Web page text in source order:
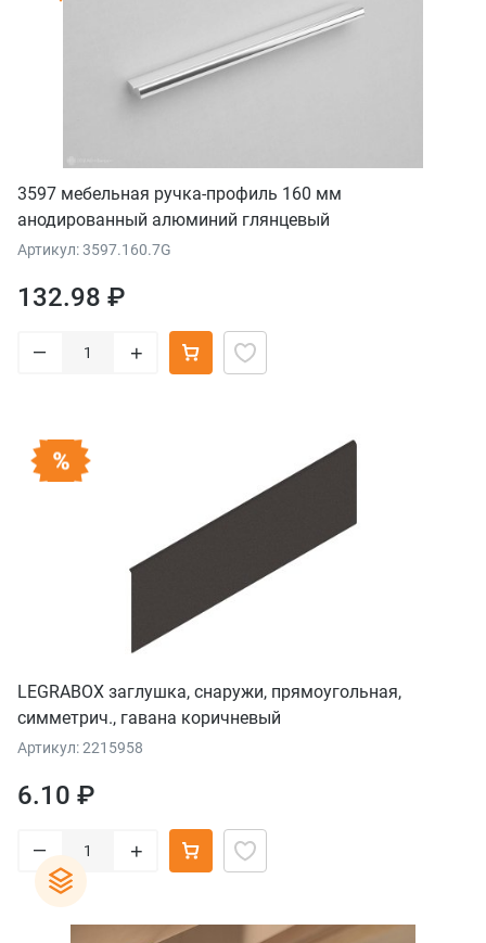
3597 мебельная ручка-профиль 160 мм
анодированный алюминий глянцевый
Артикул: 3597.160.7G
132.98 ₽
– +
LEGRABOX заглушка, снаружи, прямоугольная,
симметрич., гавана коричневый
Артикул: 2215958
6.10 ₽
– +